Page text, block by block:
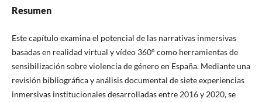
Resumen
Este capítulo examina el potencial de las narrativas inmersivas
basadas en realidad virtual y vídeo 360° como herramientas de
sensibilización sobre violencia de género en España. Mediante una
revisión bibliográfica y análisis documental de siete experiencias
inmersivas institucionales desarrolladas entre 2016 y 2020, se